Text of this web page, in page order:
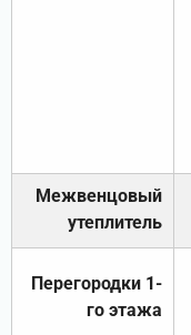
Межвенцовый
утеплитель
Перегородки 1-
го этажа